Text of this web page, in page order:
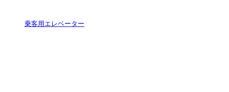
乗客用エレベーター